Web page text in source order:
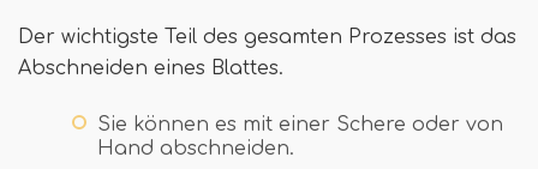
Der wichtigste Teil des gesamten Prozesses ist das
Abschneiden eines Blattes.
Sie können es mit einer Schere oder von
Hand abschneiden.